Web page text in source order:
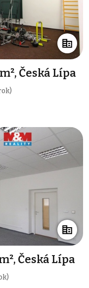
Česká Lípa
Česká Lípa